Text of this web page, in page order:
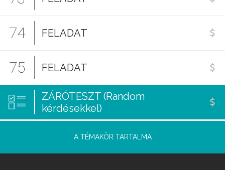
74 FELADAT
75 FELADAT
ZÁRÓTESZT (Random
kérdésekkel)
A TÉMAKÖR TARTALMA